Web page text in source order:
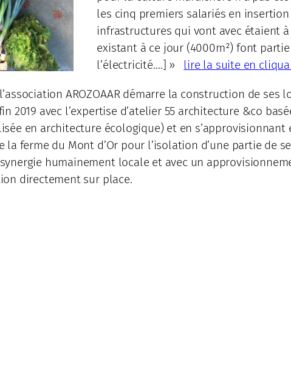
les cinq premiers salariés en
infrastructures qui vont avec étaient
existant à ce jour (4000m²) font
l’électricité….] » lire la suite en
AROZOAAR démarre la construction de ses
2019 avec l’expertise d’atelier 55 architecture &co
en architecture écologique) et en s’approvisionnant
ferme du Mont d’Or pour l’isolation d’une partie de
humainement locale et avec un
directement sur place.